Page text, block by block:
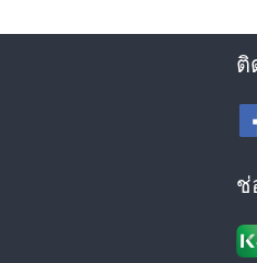
ติ
ช่